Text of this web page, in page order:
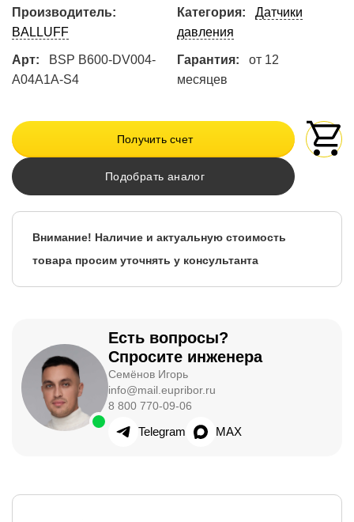
Производитель:
BALLUFF
Категория:
Датчики
давления
Арт:
BSP B600-DV004-
A04A1A-S4
Гарантия:
от 12
месяцев
Получить счет
Подобрать аналог
Внимание! Наличие и актуальную стоимость
товара просим уточнять у консультанта
Есть вопросы?
Спросите инженера
Семёнов Игорь
info@mail.eupribor.ru
8 800 770-09-06
Telegram MAX